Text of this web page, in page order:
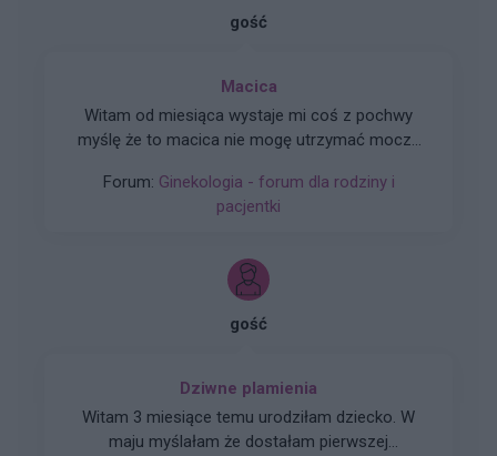
gość
Macica
Witam od miesiąca wystaje mi coś z pochwy
myślę że to macica nie mogę utrzymać moczu
Forum: Ginekologia - forum dla rodziny i
pacjentki
gość
Dziwne plamienia
Witam 3 miesiące temu urodziłam dziecko. W
maju myślałam że dostałam pierwszej